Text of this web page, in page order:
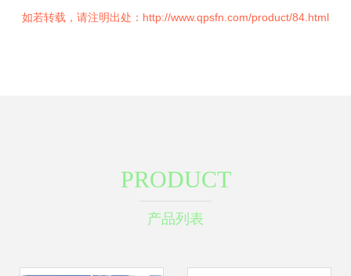
如若转载，请注明出处：http://www.qpsfn.com/product/84.html
PRODUCT
产品列表